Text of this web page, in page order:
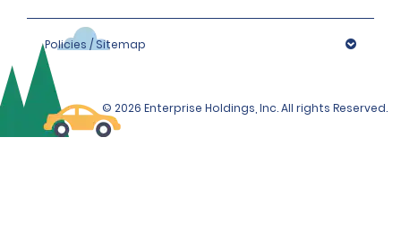
Policies / Sitemap
© 2026 Enterprise Holdings, Inc. All rights Reserved.